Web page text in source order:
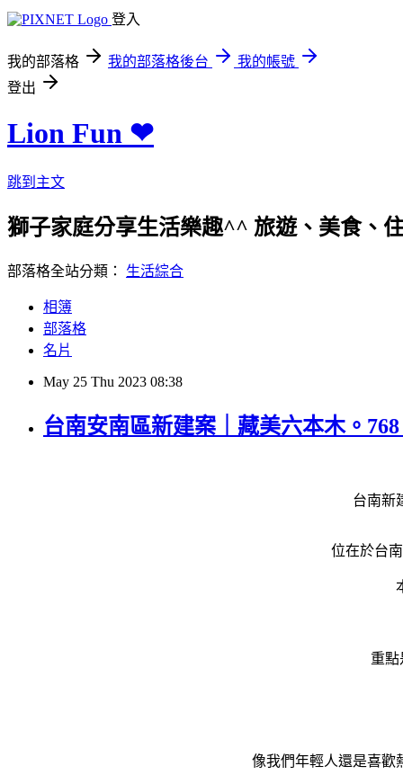
登入
我的部落格 我的部落格後台
我的帳號
登出
Lion Fun ❤
跳到主文
獅子家庭分享生活樂趣^^ 旅遊、美食、
部落格全站分類： 生活綜合
相簿
部落格
名片
May 25 Thu 2023 08:38
台南安南區新建案｜藏美六本木。
台南新
位在於台
重點
像我們年輕人還是喜歡